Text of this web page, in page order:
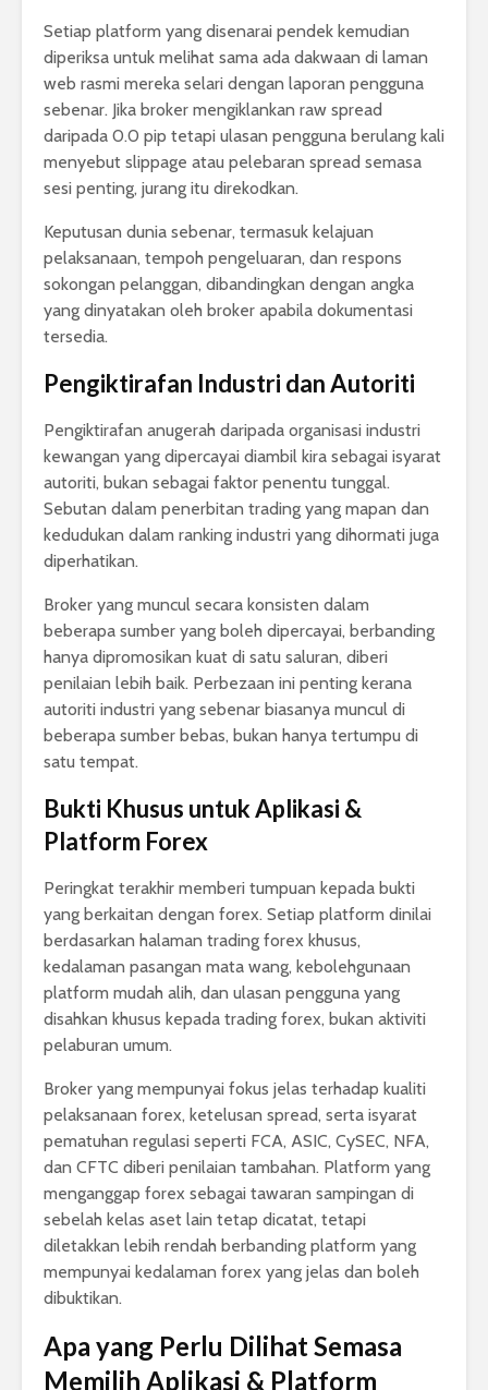
Setiap platform yang disenarai pendek kemudian
diperiksa untuk melihat sama ada dakwaan di laman
web rasmi mereka selari dengan laporan pengguna
sebenar. Jika broker mengiklankan raw spread
daripada 0.0 pip tetapi ulasan pengguna berulang kali
menyebut slippage atau pelebaran spread semasa
sesi penting, jurang itu direkodkan.
Keputusan dunia sebenar, termasuk kelajuan
pelaksanaan, tempoh pengeluaran, dan respons
sokongan pelanggan, dibandingkan dengan angka
yang dinyatakan oleh broker apabila dokumentasi
tersedia.
Pengiktirafan Industri dan Autoriti
Pengiktirafan anugerah daripada organisasi industri
kewangan yang dipercayai diambil kira sebagai isyarat
autoriti, bukan sebagai faktor penentu tunggal.
Sebutan dalam penerbitan trading yang mapan dan
kedudukan dalam ranking industri yang dihormati juga
diperhatikan.
Broker yang muncul secara konsisten dalam
beberapa sumber yang boleh dipercayai, berbanding
hanya dipromosikan kuat di satu saluran, diberi
penilaian lebih baik. Perbezaan ini penting kerana
autoriti industri yang sebenar biasanya muncul di
beberapa sumber bebas, bukan hanya tertumpu di
satu tempat.
Bukti Khusus untuk Aplikasi &
Platform Forex
Peringkat terakhir memberi tumpuan kepada bukti
yang berkaitan dengan forex. Setiap platform dinilai
berdasarkan halaman trading forex khusus,
kedalaman pasangan mata wang, kebolehgunaan
platform mudah alih, dan ulasan pengguna yang
disahkan khusus kepada trading forex, bukan aktiviti
pelaburan umum.
Broker yang mempunyai fokus jelas terhadap kualiti
pelaksanaan forex, ketelusan spread, serta isyarat
pematuhan regulasi seperti FCA, ASIC, CySEC, NFA,
dan CFTC diberi penilaian tambahan. Platform yang
menganggap forex sebagai tawaran sampingan di
sebelah kelas aset lain tetap dicatat, tetapi
diletakkan lebih rendah berbanding platform yang
mempunyai kedalaman forex yang jelas dan boleh
dibuktikan.
Apa yang Perlu Dilihat Semasa
Memilih Aplikasi & Platform